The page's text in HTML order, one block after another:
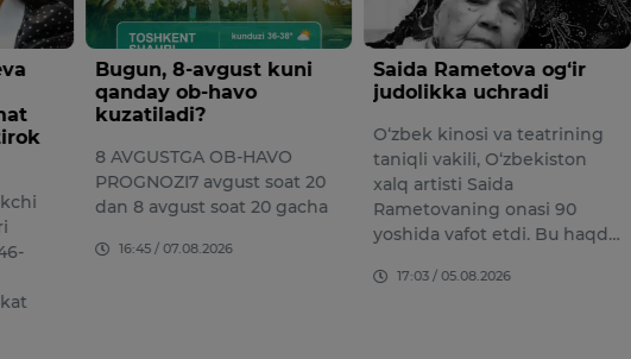
Bugun, 8-avgust kuni
qanday ob-havo
kuzatiladi?
8 AVGUSTGA OB-HAVO
PROGNOZI7 avgust soat 20
dan 8 avgust soat 20 gacha
16:45 / 07.08.2026
Saida Rametova og‘ir
judolikka uchradi
O‘zbek kinosi va teatrining
taniqli vakili, O‘zbekiston
xalq artisti Saida
Rametovaning onasi 90
yoshida vafot etdi. Bu haqd…
17:03 / 05.08.2026
million
yillarda
09:19